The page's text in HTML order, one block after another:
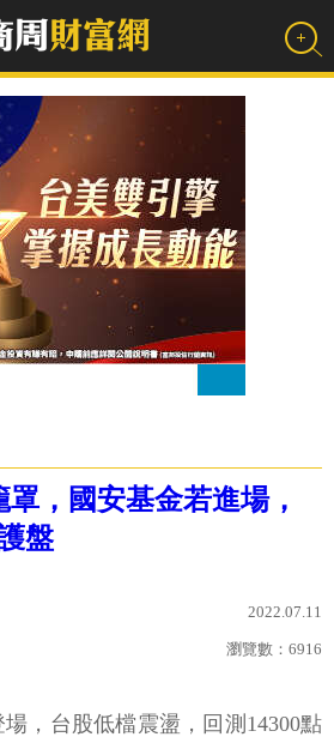
，國安基金若進場，
盤
2022.07.11
瀏覽數： 6916
，台股低檔震盪，回測14300點